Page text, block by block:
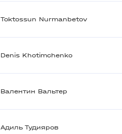
Toktossun Nurmanbetov
Denis Khotimchenko
Валентин Вальтер
Адиль Тудияров